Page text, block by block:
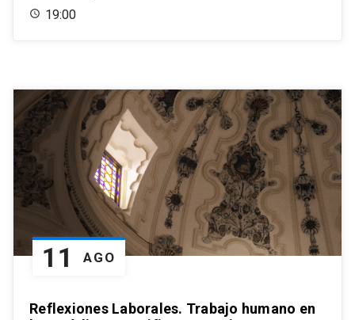
19:00
11 AGO
Reflexiones Laborales. Trabajo humano en